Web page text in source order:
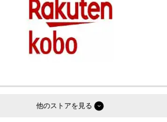
他のストア